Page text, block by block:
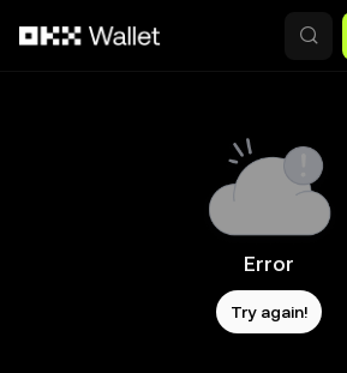
Error
Try again!